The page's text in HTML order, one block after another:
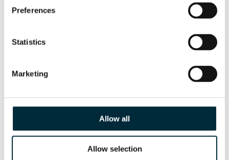
Preferences
Statistics
Marketing
Allow all
Allow selection
HPP13 FLEX